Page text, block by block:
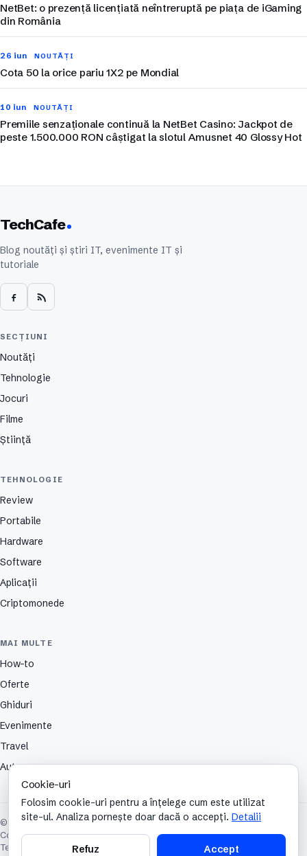
NetBet: o prezență licențiată neîntreruptă pe piața de iGaming
din România
26 iun NOUTĂȚI
Cota 50 la orice pariu 1X2 pe Mondial
10 iun NOUTĂȚI
Premiile senzaționale continuă la NetBet Casino: Jackpot de
peste 1.500.000 RON câștigat la slotul Amusnet 40 Glossy Hot
TechCafe
Blog noutăți și știri IT, evenimente IT și
tutoriale
SECȚIUNI
Noutăți
Tehnologie
Jocuri
Filme
Știință
TEHNOLOGIE
Review
Portabile
Hardware
Software
Aplicații
Criptomonede
MAI MULTE
How-to
Oferte
Ghiduri
Evenimente
Travel
Auto
© 2026 TechCafe. Toate drepturile rezervate.
ContactDesprePartenerii nostriAutori PublicitateCookiesConfidențialitate
Termeni și condiții
Cookie-uri
Folosim cookie-uri pentru a înțelege cum este utilizat
site-ul. Analiza pornește doar dacă o accepți. Detalii
Refuz Accept